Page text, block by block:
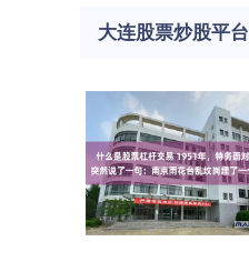
大连股票炒股平台